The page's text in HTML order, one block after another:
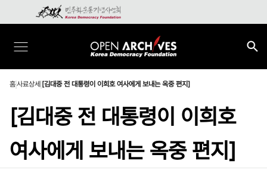
홈사료상세 [김대중 전 대통령이 이희호 여사에게 보내는 옥중 편지]
[김대중 전 대통령이 이희호
여사에게 보내는 옥중 편지]